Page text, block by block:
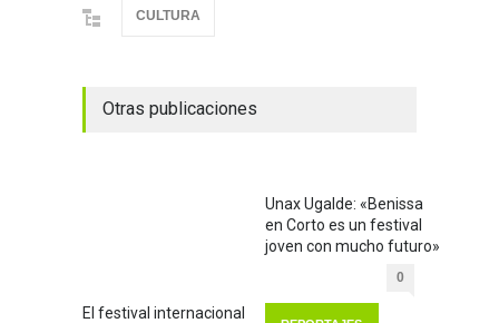
CULTURA
Otras publicaciones
El festival internacional
Unax Ugalde: «Benissa
en Corto es un festival
joven con mucho futuro»
0